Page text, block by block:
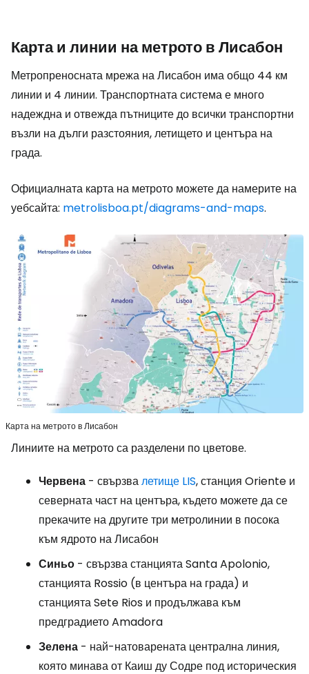
Карта и линии на метрото в Лисабон
Метропреносната мрежа на Лисабон има общо 44 км
линии и 4 линии. Транспортната система е много
надеждна и отвежда пътниците до всички транспортни
възли на дълги разстояния, летището и центъра на
града.
Официалната карта на метрото можете да намерите на
уебсайта: metrolisboa.pt/diagrams-and-maps.
Карта на метрото в Лисабон
Линиите на метрото са разделени по цветове.
Червена - свързвалетище LIS, станция Oriente и
северната част на центъра, където можете да се
прекачите на другите три метролинии в посока
към ядрото на Лисабон
Синьо - свързва станцията Santa Apolonio,
станцията Rossio (в центъра на града) и
станцията Sete Rios и продължава към
предградието Amadora
Зелена - най-натоварената централна линия,
която минава от Каиш ду Содре под историческия